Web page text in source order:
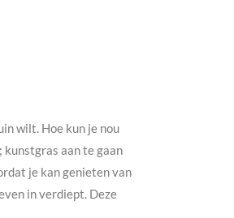
wilt. Hoe kun je nou
kunstgras aan te gaan
je kan genieten van
in verdiept. Deze